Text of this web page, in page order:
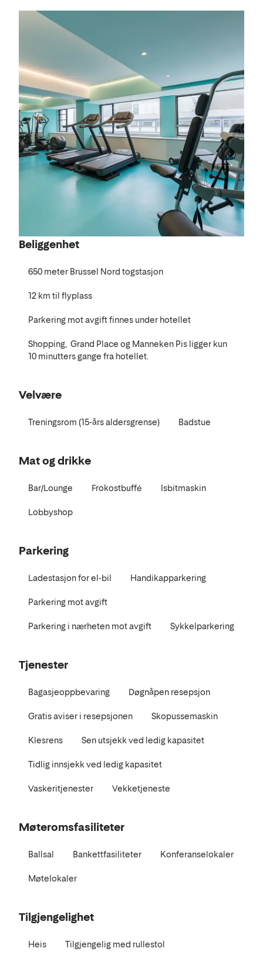
Beliggenhet
650 meter Brussel Nord togstasjon
12 km til flyplass
Parkering mot avgift finnes under hotellet
Shopping, Grand Place og Manneken Pis ligger kun
10 minutters gange fra hotellet.
Velvære
Treningsrom (15-års aldersgrense) Badstue
Mat og drikke
Bar/Lounge Frokostbuffé Isbitmaskin
Lobbyshop
Parkering
Ladestasjon for el-bil Handikapparkering
Parkering mot avgift
Parkering i nærheten mot avgift Sykkelparkering
Tjenester
Bagasjeoppbevaring Døgnåpen resepsjon
Gratis aviser i resepsjonen Skopussemaskin
Klesrens Sen utsjekk ved ledig kapasitet
Tidlig innsjekk ved ledig kapasitet
Vaskeritjenester Vekketjeneste
Møteromsfasiliteter
Ballsal Bankettfasiliteter Konferanselokaler
Møtelokaler
Tilgjengelighet
Heis Tilgjengelig med rullestol